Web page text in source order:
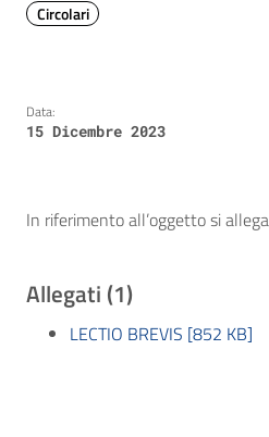
Circolari
Data:
15 Dicembre 2023
In riferimento all’oggetto si
Allegati (1)
LECTIO BREVIS [852 KB]